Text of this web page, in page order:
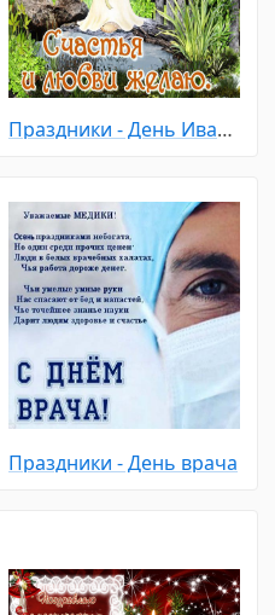
Праздники - День Ивана Купала
Праздники - День врача